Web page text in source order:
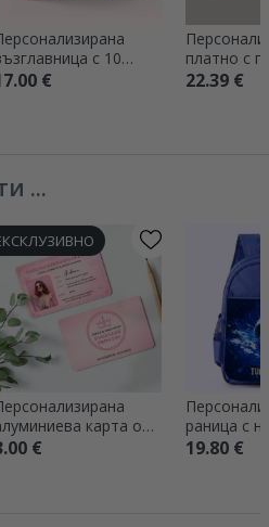
с 10
от двете
€
платно с
снимки,
22.39 €
...
карта от
страни със
€
раница с
Футбол
19.80 €